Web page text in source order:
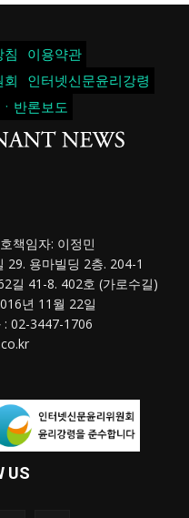
침
이용약관
회
인터넷신문윤리강령
반론보도
책임자: 이정민
29. 용마빌딩 2층. 204-1
길 41-8. 402호 (가로수길)
년 11월 22일
02-3447-1706
US